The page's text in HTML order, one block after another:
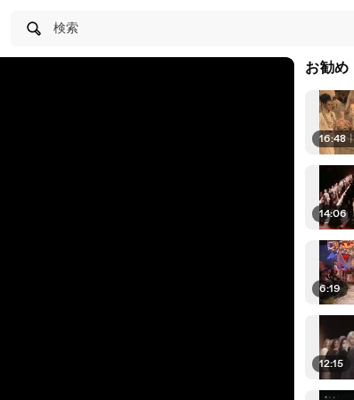
検索
お勧め
16:48 |
14:06
6:19
12:15